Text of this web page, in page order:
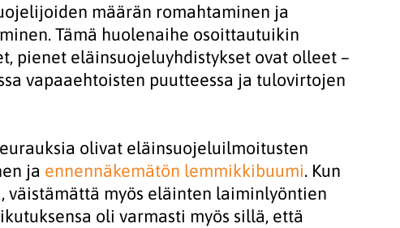
määrän romahtaminen ja
Tämä huolenaihe osoittautuikin
pienet eläinsuojeluyhdistykset ovat olleet –
vapaaehtoisten puutteessa ja tulovirtojen
olivat eläinsuojeluilmoitusten
ja ennennäkemätön lemmikkibuumi. Kun
väistämättä myös eläinten laiminlyöntien
oli varmasti myös sillä, että